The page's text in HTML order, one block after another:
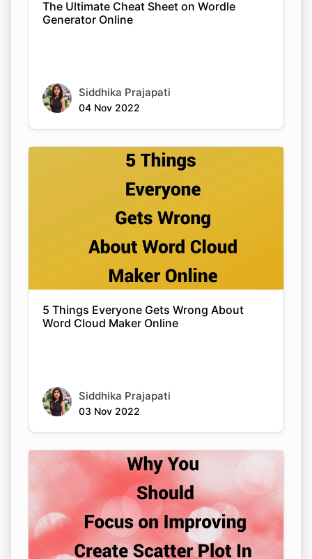
The Ultimate Cheat Sheet on Wordle
Generator Online
Siddhika Prajapati
04 Nov 2022
5 Things Everyone Gets Wrong About
Word Cloud Maker Online
Siddhika Prajapati
03 Nov 2022